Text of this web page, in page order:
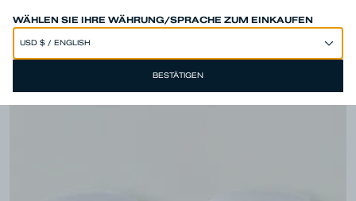
WÄHLEN SIE IHRE WÄHRUNG/SPRACHE ZUM EINKAUFEN
BESTÄTIGEN
SPEND 250€ OR MORE & GET EXTRA 10% OFF AT CHECKOUT